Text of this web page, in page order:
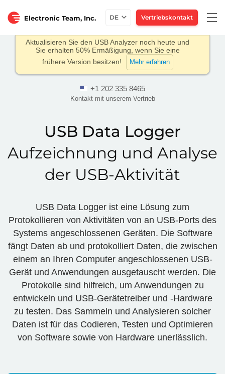
Electronic Team, Inc. DE Vertriebskontakt
Aktualisieren Sie den USB Analyzer noch heute und
Sie erhalten 50% Ermäßigung, wenn Sie eine
frühere Version besitzen!
Mehr erfahren
+1 202 335 8465
Kontakt mit unserem Vertrieb
USB Data Logger
Aufzeichnung und Analyse
der USB-Aktivität
USB Data Logger ist eine Lösung zum
Protokollieren von Aktivitäten von an USB-Ports des
Systems angeschlossenen Geräten. Die Software
fängt Daten ab und protokolliert Daten, die zwischen
einem an Ihren Computer angeschlossenen USB-
Gerät und Anwendungen ausgetauscht werden. Die
Protokolle sind hilfreich, um Anwendungen zu
entwickeln und USB-Gerätetreiber und -Hardware
zu testen. Das Sammeln und Analysieren solcher
Daten ist für das Codieren, Testen und Optimieren
von Software sowie von Hardware unerlässlich.